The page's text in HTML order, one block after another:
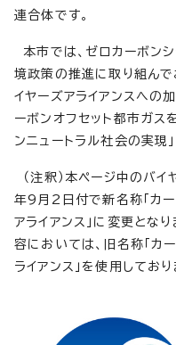
連合体です。
本市では、ゼロカーボン
境政策の推進に取り組んで
イヤーズアライアンスへの
ーボンオフセット都市ガス
ンニュートラル社会の実現
（注釈）本ページ中のバイ
年9月2日付で新名称「カ
アライアンス」に変更とな
容においては、旧名称「カ
ライアンス」を使用しており